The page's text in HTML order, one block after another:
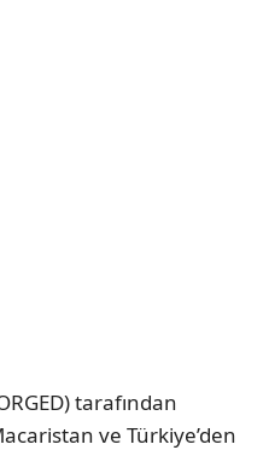
tarafından
ve Türkiye’den